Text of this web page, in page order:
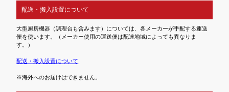
配送・搬入設置について
大型厨房機器（調理台も含みます）については、各メーカーが手配する運送
便を使います。（メーカー使用の運送便は配達地域によっても異なりま
す。）
配送・搬入設置について
※海外へのお届けはできません。